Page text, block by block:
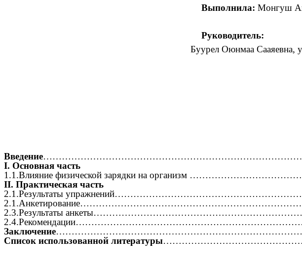
Выполнила: Монгуш
Руководитель:
Буурел Оюнмаа Сааяевна,
Введение
I. Основная часть
1.1.Влияние физической зарядки на организм
II. Практическая часть
2.1.Результаты
2.3.Результаты
Заключение
Список использованной литературы